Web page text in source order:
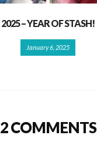
2025 – YEAR OF STASH!
January 6, 2025
2 COMMENTS